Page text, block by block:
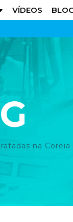
VÍDEOS
na